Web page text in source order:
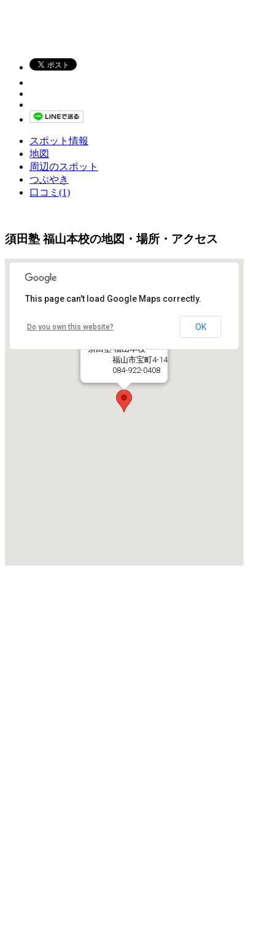
スポット情報
地図
周辺のスポット
つぶやき
口コミ(1)
須田塾 福山本校の地図・場所・アクセス
須田塾 福山本校
福山市宝町4-14
084-922-0408
This page can't load Google Maps correctly.
Do you own this website? OK